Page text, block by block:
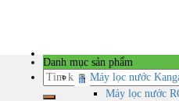
Tìm
Danh mục sản phẩm
Máy lọc nước
Máy lọc nước